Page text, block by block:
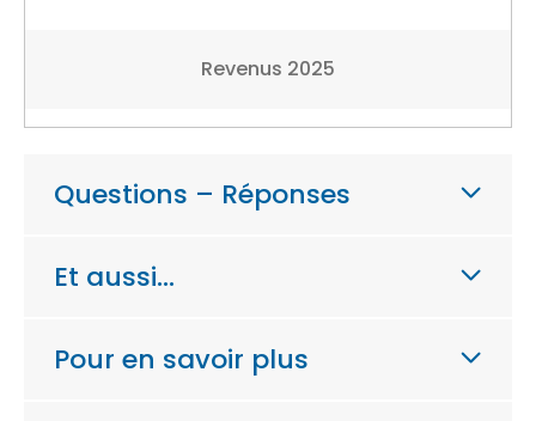
Revenus 2025
Questions – Réponses
Et aussi…
Pour en savoir plus